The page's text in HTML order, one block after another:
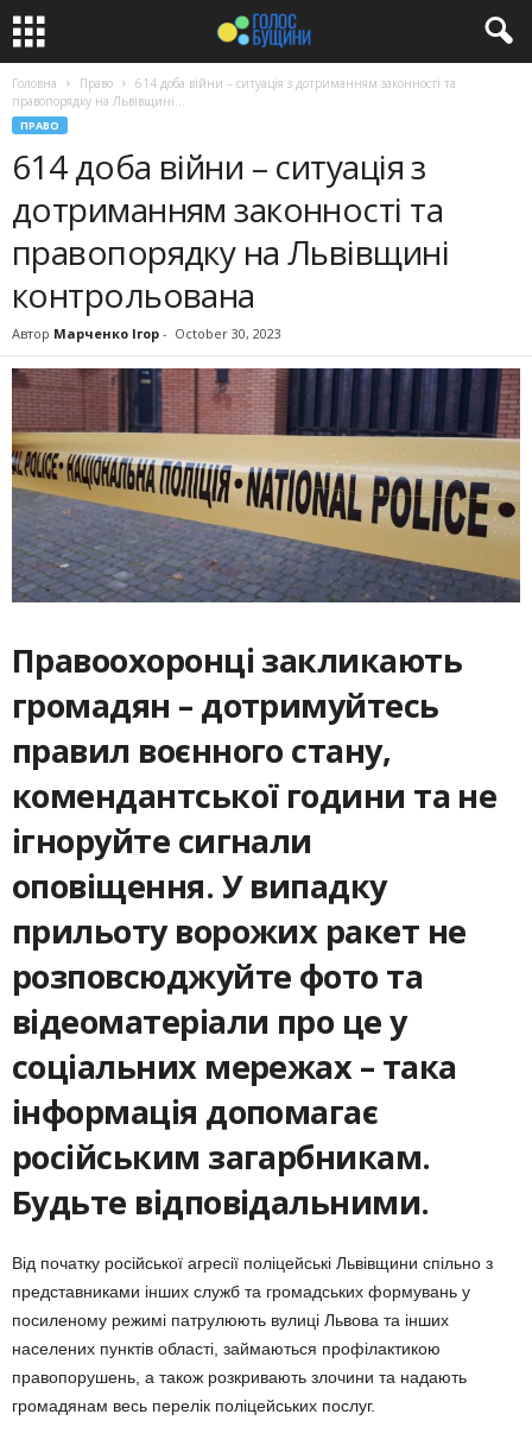
Головна Право
614 доба війни – ситуація з дотриманням законності та
правопорядку на Львівщині...
ПРАВО
614 доба війни – ситуація з
дотриманням законності та
правопорядку на Львівщині
контрольована
Автор Марченко Ігор - October 30, 2023
Правоохоронці закликають
громадян – дотримуйтесь
правил воєнного стану,
комендантської години та не
ігноруйте сигнали
оповіщення. У випадку
прильоту ворожих ракет не
розповсюджуйте фото та
відеоматеріали про це у
соціальних мережах – така
інформація допомагає
російським загарбникам.
Будьте відповідальними.
Від початку російської агресії поліцейські Львівщини спільно з
представниками інших служб та громадських формувань у
посиленому режимі патрулюють вулиці Львова та інших
населених пунктів області, займаються профілактикою
правопорушень, а також розкривають злочини та надають
громадянам весь перелік поліцейських послуг.